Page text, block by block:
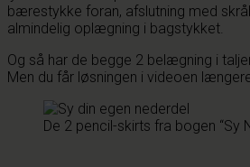
bærestykke foran, afslutning med
almindelig oplægning i bagstykket.
Og så har de begge 2 belægning i
Men du får løsningen i videoen
De 2 pencil-skirts fra bogen “Sy